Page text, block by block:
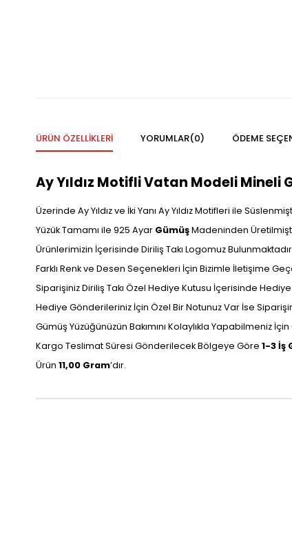
ÜRÜN ÖZELLIKLERI YORUMLAR(0) ÖDEME
Ay Yıldız Motifli Vatan Modeli Mineli
Üzerinde Ay Yıldız ve İki Yanı Ay Yıldız Motifleri ile
Yüzük Tamamı ile 925 Ayar GümüşMadeninden
Ürünlerimizin İçerisinde Diriliş Takı Logomuz
Farklı Renk ve Desen Seçenekleri İçin Bizimle İletişime
Siparişiniz Diriliş Takı Özel Hediye Kutusu İçerisinde
Hediye Gönderileriniz İçin Özel Bir Notunuz Var İse
Gümüş Yüzüğünüzün Bakımını Kolaylıkla Yapabilmeniz
Kargo Teslimat Süresi Gönderilecek Bölgeye Göre 1-3 İş
Ürün 11,00 Gram’dır.